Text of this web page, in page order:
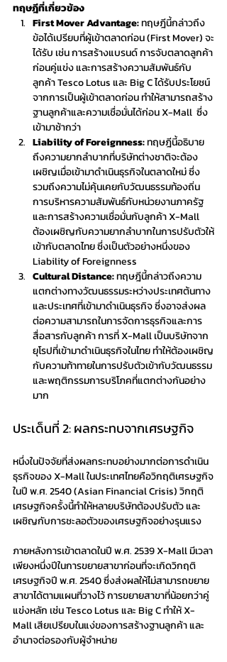
ทฤษฎีที่เกี่ยวข้อง
First Mover Advantage: ทฤษฎีนี้กล่าวถึง
ข้อได้เปรียบที่ผู้เข้าตลาดก่อน (First Mover) จะ
ได้รับ เช่น การสร้างแบรนด์ การจับตลาดลูกค้า
ก่อนคู่แข่ง และการสร้างความสัมพันธ์กับ
ลูกค้า Tesco Lotus และ Big C ได้รับประโยชน์
จากการเป็นผู้เข้าตลาดก่อน ทำให้สามารถสร้าง
ฐานลูกค้าและความเชื่อมั่นได้ก่อน X-Mall  ซึ่ง
เข้ามาช้ากว่า
Liability of Foreignness: ทฤษฎีนี้อธิบาย
ถึงความยากลำบากที่บริษัทต่างชาติจะต้อง
เผชิญเมื่อเข้ามาดำเนินธุรกิจในตลาดใหม่ ซึ่ง
รวมถึงความไม่คุ้นเคยกับวัฒนธรรมท้องถิ่น
การบริหารความสัมพันธ์กับหน่วยงานภาครัฐ
และการสร้างความเชื่อมั่นกับลูกค้า X-Mall
ต้องเผชิญกับความยากลำบากในการปรับตัวให้
เข้ากับตลาดไทย ซึ่งเป็นตัวอย่างหนึ่งของ
Liability of Foreignness
Cultural Distance: ทฤษฎีนี้กล่าวถึงความ
แตกต่างทางวัฒนธรรมระหว่างประเทศต้นทาง
และประเทศที่เข้ามาดำเนินธุรกิจ ซึ่งอาจส่งผล
ต่อความสามารถในการจัดการธุรกิจและการ
สื่อสารกับลูกค้า การที่ X-Mall เป็นบริษัทจาก
ยุโรปที่เข้ามาดำเนินธุรกิจในไทย ทำให้ต้องเผชิญ
กับความท้าทายในการปรับตัวเข้ากับวัฒนธรรม
และพฤติกรรมการบริโภคที่แตกต่างกันอย่าง
มาก
ประเด็นที่ 2: ผลกระทบจากเศรษฐกิจ
หนึ่งในปัจจัยที่ส่งผลกระทบอย่างมากต่อการดำเนิน
ธุรกิจของ X-Mall ในประเทศไทยคือวิกฤติเศรษฐกิจ
ในปี พ.ศ. 2540 (Asian Financial Crisis) วิกฤติ
เศรษฐกิจครั้งนี้ทำให้หลายบริษัทต้องปรับตัว และ
เผชิญกับการชะลอตัวของเศรษฐกิจอย่างรุนแรง
ภายหลังการเข้าตลาดในปี พ.ศ. 2539 X-Mall มีเวลา
เพียงหนึ่งปีในการขยายสาขาก่อนที่จะเกิดวิกฤติ
เศรษฐกิจปี พ.ศ. 2540 ซึ่งส่งผลให้ไม่สามารถขยาย
สาขาได้ตามแผนที่วางไว้ การขยายสาขาที่น้อยกว่าคู่
แข่งหลัก เช่น Tesco Lotus และ Big C ทำให้ X-
Mall เสียเปรียบในแง่ของการสร้างฐานลูกค้า และ
อำนาจต่อรองกับผู้จำหน่าย